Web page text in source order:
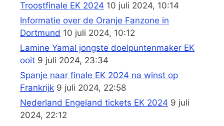
Troostfinale EK 2024 10 juli 2024, 10:14
Informatie over de Oranje Fanzone in
Dortmund 10 juli 2024, 10:12
Lamine Yamal jongste doelpuntenmaker EK
ooit 9 juli 2024, 23:34
Spanje naar finale EK 2024 na winst op
Frankrijk 9 juli 2024, 22:58
Nederland Engeland tickets EK 2024 9 juli
2024, 22:12